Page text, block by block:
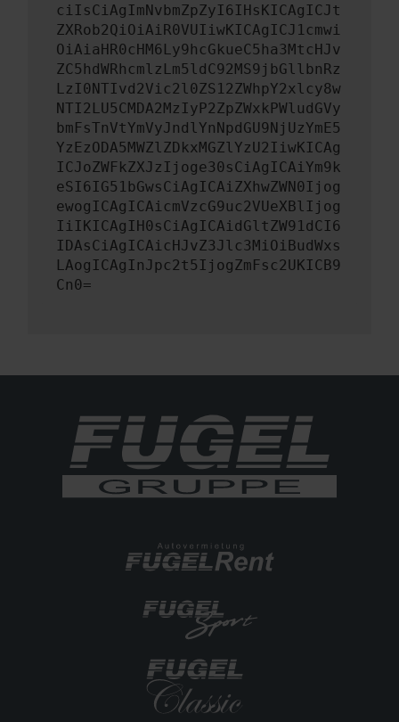
ciIsCiAgImNvbmZpZyI6IHsKICAgICJt
ZXRob2QiOiAiR0VUIiwKICAgICJ1cmwi
OiAiaHR0cHM6Ly9hcGkueC5ha3MtcHJv
ZC5hdWRhcmlzLm5ldC92MS9jbGllbnRz
LzI0NTIvd2Vic2l0ZS12ZWhpY2xlcy8w
NTI2LU5CMDA2MzIyP2ZpZWxkPWludGVy
bmFsTnVtYmVyJndlYnNpdGU9NjUzYmE5
YzEzODA5MWZlZDkxMGZlYzU2IiwKICAg
ICJoZWFkZXJzIjoge30sCiAgICAiYm9k
eSI6IG51bGwsCiAgICAiZXhwZWN0Ijog
ewogICAgICAicmVzcG9uc2VUeXBlIjog
IiIKICAgIH0sCiAgICAidGltZW91dCI6
IDAsCiAgICAicHJvZ3Jlc3MiOiBudWxs
LAogICAgInJpc2t5IjogZmFsc2UKICB9
Cn0=